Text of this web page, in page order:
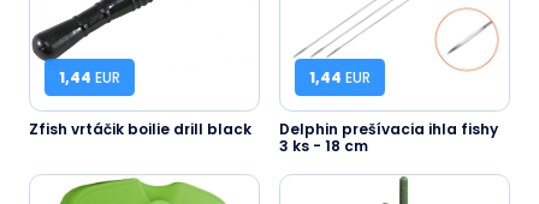
1,44 EUR
Zfish vrtáčik boilie drill black
1,44 EUR
Delphin prešívacia ihla fishy
3 ks - 18 cm